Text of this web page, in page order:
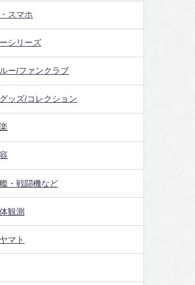
スマホ
シリーズ
ー/ファンクラブ
ッズ/コレクション
・戦闘機など
観測
マト